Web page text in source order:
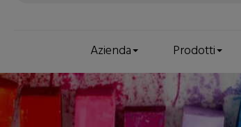
Azienda Prodotti